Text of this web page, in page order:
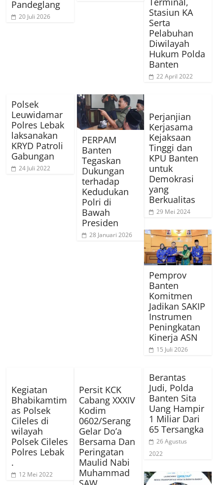
Pandeglang
20 Juli 2026
Stasiun KA
Serta
Pelabuhan
Diwilayah
Hukum Polda
Banten
22 April 2022
Polsek
Leuwidamar
Polres Lebak
laksanakan
KRYD Patroli
Gabungan
24 Juli 2022
PERPAM
Banten
Tegaskan
Dukungan
terhadap
Kedudukan
Polri di
Bawah
Presiden
28 Januari 2026
Perjanjian
Kerjasama
Kejaksaan
Tinggi dan
KPU Banten
untuk
Demokrasi
yang
Berkualitas
29 Mei 2024
Pemprov
Banten
Komitmen
Jadikan SAKIP
Instrumen
Peningkatan
Kinerja ASN
15 Juli 2026
Kegiatan
Bhabikamtim
as Polsek
Cileles di
wilayah
Polsek Cileles
Polres Lebak
.
12 Mei 2022
Persit KCK
Cabang XXXIV
Kodim
0602/Serang
Gelar Do’a
Bersama Dan
Peringatan
Maulid Nabi
Muhammad
Berantas
Judi, Polda
Banten Sita
Uang Hampir
1 Miliar Dari
65 Tersangka
26 Agustus
2022